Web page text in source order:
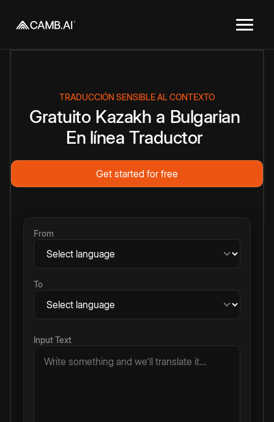
TRADUCCIÓN SENSIBLE AL CONTEXTO
Gratuito Kazakh a Bulgarian
En línea Traductor
Get started for free
From
To
Input Text